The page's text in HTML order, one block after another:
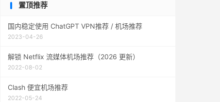
置顶推荐
国内稳定使用 ChatGPT VPN推荐 / 机场推荐
2023-04-26
解锁 Netflix 流媒体机场推荐（2026 更新）
2022-08-02
Clash 便宜机场推荐
2022-05-24